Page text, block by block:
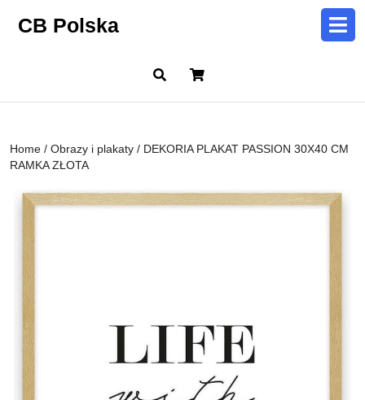
CB Polska
Cart
Home / Obrazy i plakaty / DEKORIA PLAKAT PASSION 30X40 CM
RAMKA ZŁOTA